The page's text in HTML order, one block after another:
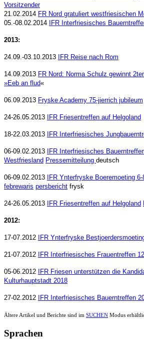
Vorsitzender
21.02.2014 FR Nord gratuliert westfriesischen
05.-08.02.2014 IFR Interfriesisches
2013:
24.09.-03.10.2013 IFR Reise nach Rom
14.09.2013 FR Nord: Norma Schulz gewinnt
»Eeb an flud«
06.09.2013 Fryske Academy 75-jierrich jubileum
24-26.05.2013 IFR Friesentreffen auf Helgoland
18-22.03.2013 IFR Interfriesisches
06-09.02.2013 IFR Interfriesisches
Westfriesland Pressemitteilung deutsch
06-09.02.2013 IFR Ynterfryske Boeremoeting 6-
febrewaris persbericht frysk
24-26.05.2013 IFR Friesentreffen auf Helgoland
2012:
17-07.2012 IFR Ynterfryske
21-07.2012 IFR Interfriesisches Frauentreffen
05-06.2012 IFR Friesen unterstützen die
Kulturhauptstadt 2018
27-02.2012 IFR Interfriesisches Bauerntreffen
Ältere Artikel und Berichte sind im SUCHEN Modus
Sprachen